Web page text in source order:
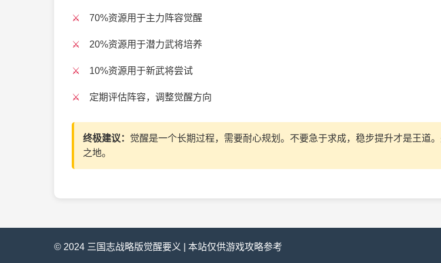
70%资源用于主力阵容觉醒
20%资源用于潜力武将培养
10%资源用于新武将尝试
定期评估阵容，调整觉醒方向
终极建议： 觉醒是一个长期过程，需要耐心规划。不要急于求成，稳步提升才是王道
之地。
© 2024 三国志战略版觉醒要义 | 本站仅供游戏攻略参考